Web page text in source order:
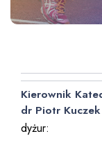
Kierownik
dr Piotr
dyżur: